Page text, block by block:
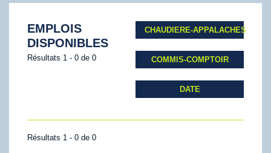
EMPLOIS
DISPONIBLES
Résultats 1 - 0 de 0
CHAUDIERE-APPALACHES
COMMIS-COMPTOIR
DATE
Résultats 1 - 0 de 0